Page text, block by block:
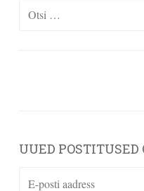
Otsi:
UUED
E-